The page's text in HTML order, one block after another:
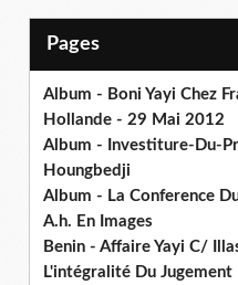
Pages
Album - Boni Yayi Chez
Hollande - 29 Mai 2012
Album - Investiture-Du-
Houngbedji
Album - La Conference
A.h. En Images
Benin - Affaire Yayi C/
L'intégralité Du